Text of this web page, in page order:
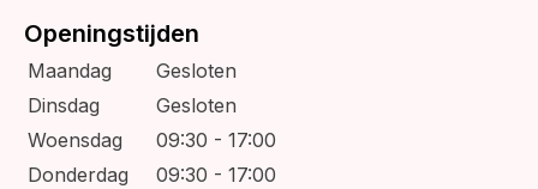
Openingstijden
Maandag
Gesloten
Dinsdag
Gesloten
Woensdag
09:30 - 17:00
Donderdag
09:30 - 17:00